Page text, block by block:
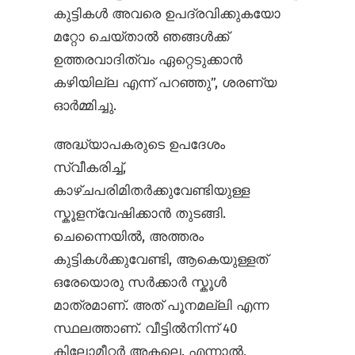
കുട്ടികൾ അവരെ ഉപദ്രവിക്കുകയോ
മറ്റോ ചെയ്താൽ ഞങ്ങൾക്ക്
ഉത്തരവാദിത്വം ഏറ്റെടുക്കാൻ
കഴിയില്ല എന്ന് പറഞ്ഞു”, ശരണ്യ
ഓർമ്മിച്ചു.
അദ്ധ്യാപകരുടെ ഉപദേശം
സ്വീകരിച്ച്,
കാഴ്ചപരിമിതർക്കുവേണ്ടിയുള്ള
സ്കൂളന്വേഷിക്കാൻ തുടങ്ങി.
ചെന്നൈയിൽ, അത്തരം
കുട്ടികൾക്കുവേണ്ടി, ആകെയുള്ളത്
ഒരേയൊരു സർക്കാർ സ്കൂൾ
മാത്രമാണ്. അത് പൂനമല്ലി എന്ന
സ്ഥലത്താണ്. വീട്ടിൽനിന്ന് 40
കിലോമീറ്റർ അകലെ. എന്നാൽ,